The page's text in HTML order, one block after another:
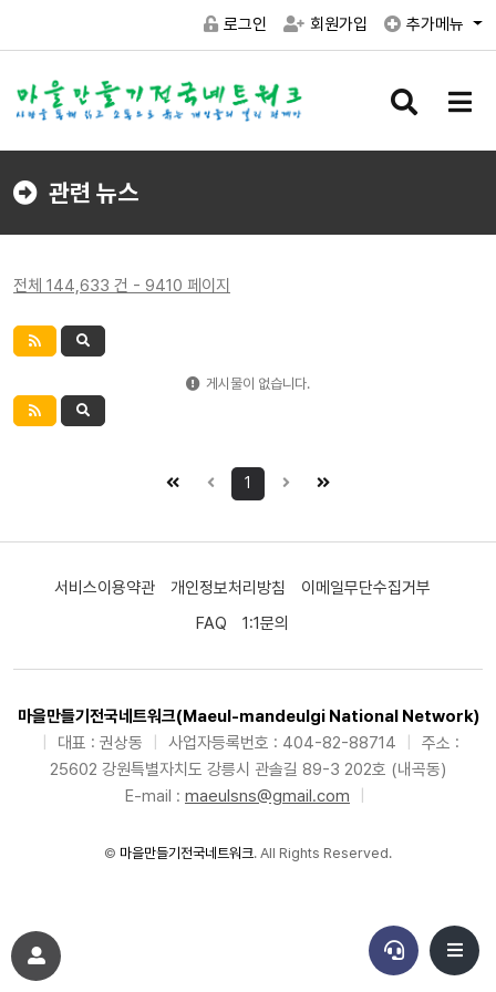
로그인 회원가입 추가메뉴
검
버
메
버
관련 뉴스
전체 144,633 건 - 9410 페이지
게시물이 없습니다.
1
서비스이용약관 개인정보처리방침
이메일무단수집거부
FAQ
1:1문의
마을만들기전국네트워크(Maeul-mandeulgi National Network)
대표 : 권상동 사업자등록번호 : 404-82-88714
주소 :
25602 강원특별자치도 강릉시 관솔길 89-3 202호 (내곡동)
E-mail : maeulsns@gmail.com
© 마을만들기전국네트워크. All Rights Reserved.